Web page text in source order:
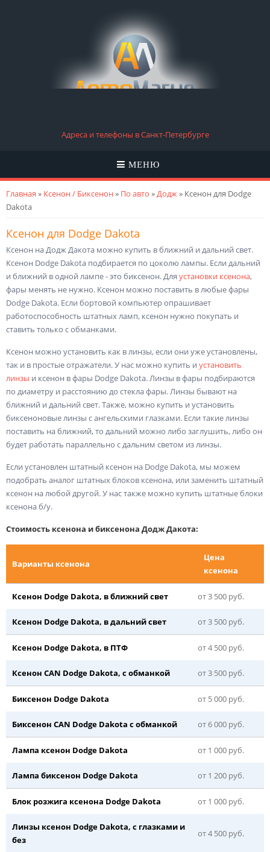
Адреса и телефоны в Санкт-Петербурге
МЕНЮ
Вы здесь
Главная » Ксенон / Биксенон» По авто »Додж» Ксенон для Dodge
Dakota
Ксенон для Dodge Dakota
Ксенон на Додж Дакота можно купить в ближний и дальний свет.
Ксенон Dodge Dakota подбирается по цоколю лампы. Если дальний
и ближний в одной лампе - это биксенон. Для установки ксенона,
фары менять не нужно. Ксенон можно поставить в любые фары
Dodge Dakota. Если бортовой компьютер опрашивает
работоспособность штатных ламп, ксенон нужно покупать и
ставить только с обманками.
Ксенон можно установить как в линзы, если они уже установлены,
так и в простые отражатели. У нас можно купить и установить
линзы и ксенон в фары Dodge Dakota. Линзы в фары подбираются
по диаметру и расстоянию до стекла фары. Линзы бывают на
ближний и дальний свет. Также, можно купить и установить
биксеноновые линзы с ангельскими глазками. Если такие линзы
поставить на ближний, то дальний можно либо заглушить, либо он
будет работать параллельно с дальним светом из линзы.
Если установлен штатный ксенон на Dodge Dakota, мы можем
подобрать аналог штатных блоков ксенона, или заменить штатный
ксенон на любой другой. У нас также можно купить штатные блоки
ксенона б/у.
Стоимость ксенона и биксенона Додж Дакота:
Варианты ксенона
Цена
ксенона
Ксенон Dodge Dakota, в ближний свет от 3 500 руб.
Ксенон Dodge Dakota, в дальний свет от 3 500 руб.
Ксенон Dodge Dakota, в ПТФ от 4 500 руб.
Ксенон CAN Dodge Dakota, с обманкой от 3 500 руб.
Биксенон Dodge Dakota от 5 000 руб.
Биксенон CAN Dodge Dakota с обманкой от 6 000 руб.
Лампа ксенон Dodge Dakota от 1 000 руб.
Лампа биксенон Dodge Dakota от 1 200 руб.
Блок розжига ксенона Dodge Dakota от 1 000 руб.
Линзы ксенон Dodge Dakota, с глазками и
без
от 4 500 руб.